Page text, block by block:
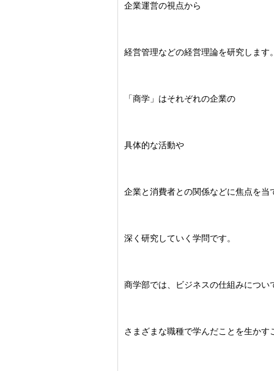
企業運営の視点から
経営管理などの経営理論を研究します。
「商学」はそれぞれの企業の
具体的な活動や
企業と消費者との関係などに焦点を当
深く研究していく学問です。
商学部では、ビジネスの仕組みについ
さまざまな職種で学んだことを生かす